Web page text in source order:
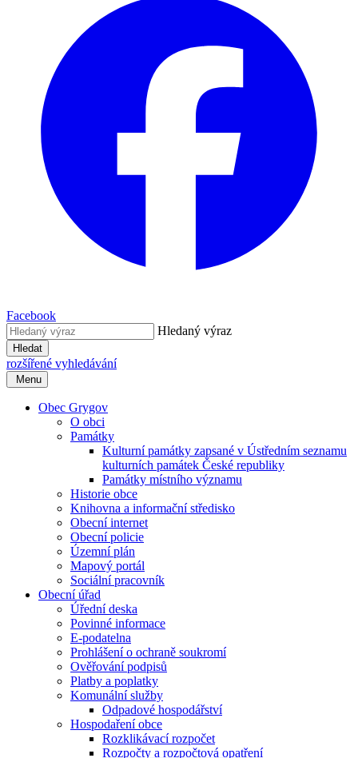
Facebook
Hledaný výraz
Hledat
rozšířené vyhledávání
Menu
Obec Grygov
O obci
Památky
Kulturní památky zapsané v Ústředním seznamu
kulturních památek České republiky
Památky místního významu
Historie obce
Knihovna a informační středisko
Obecní internet
Obecní policie
Územní plán
Mapový portál
Sociální pracovník
Obecní úřad
Úřední deska
Povinné informace
E-podatelna
Prohlášení o ochraně soukromí
Ověřování podpisů
Platby a poplatky
Komunální služby
Odpadové hospodářství
Hospodaření obce
Rozklikávací rozpočet
Rozpočty a rozpočtová opatření